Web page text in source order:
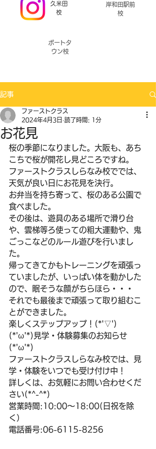
久米田
校
岸和田駅前
校
ポートタ
ウン校
記事
お花見
ファーストクラス
2024年4月3日 読了時間: 1分
桜の季節になりました。大阪も、あち
こちで桜が開花し見どころですね。
ファーストクラスしらなみ校ででは、
天気が良い日にお花見を決行。
お弁当を持ち寄って、桜のある公園で
食べました。
その後は、遊具のある場所で滑り台
や、雲梯等ろ使っての粗大運動や、鬼
ごっこなどのルール遊びを行いまし
た。
帰ってきてかもトレーニングを頑張っ
ていましたが、いっぱい体を動かした
ので、眠そうな顔がちらほら・・・
それでも最後まで頑張って取り組むこ
とができました。
楽しくステップアップ！(*'▽')
(*'ω'*)見学・体験募集のお知らせ
(*'ω'*)
ファーストクラスしらなみ校では、見
学・体験をいつでも受け付け中！
詳しくは、お気軽にお問い合わせくだ
さい(*^-^*)
営業時間:10:00～18:00(日祝を除
く）
電話番号:06-6115-8256